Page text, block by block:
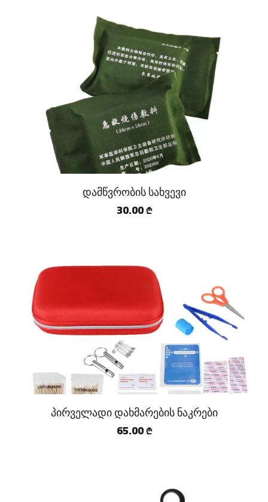
დამწვრობის სახვევი
30.00 ₾
პირველადი დახმარების ნაკრები
65.00 ₾